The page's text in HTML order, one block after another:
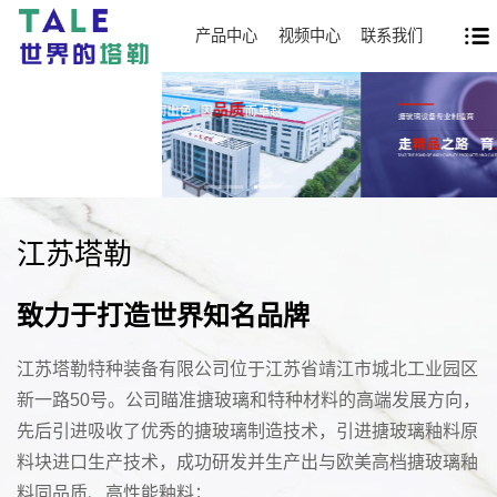
产品中心 视频中心 联系我们
江苏塔勒
致力于打造世界知名品牌
江苏塔勒特种装备有限公司位于江苏省靖江市城北工业园区
新一路50号。公司瞄准搪玻璃和特种材料的高端发展方向，
先后引进吸收了优秀的搪玻璃制造技术，引进搪玻璃釉料原
料块进口生产技术，成功研发并生产出与欧美高档搪玻璃釉